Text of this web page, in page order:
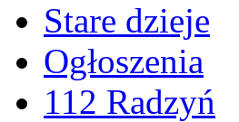
Stare dzieje
Ogłoszenia
112 Radzyń